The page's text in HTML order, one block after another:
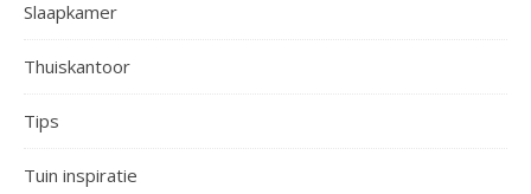
Slaapkamer
Thuiskantoor
Tips
Tuin inspiratie